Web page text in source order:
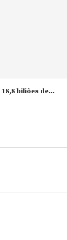
biliões de...